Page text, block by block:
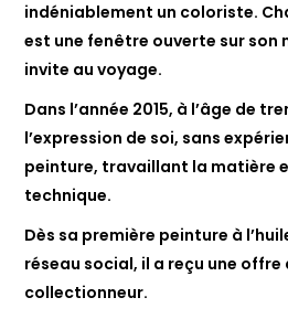
indéniablement un coloriste.
est une fenêtre ouverte sur son
invite au voyage.
Dans l’année 2015, à l’âge de
l’expression de soi, sans
peinture, travaillant la matière
technique.
Dès sa première peinture à
réseau social, il a reçu une offre
collectionneur.